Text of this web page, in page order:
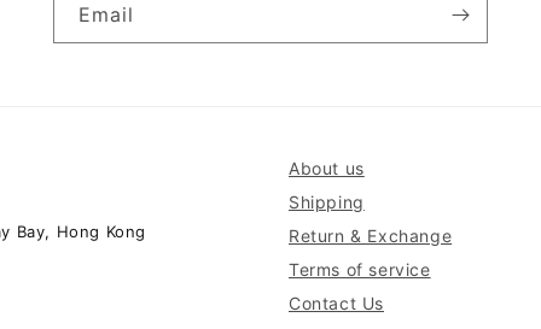
Email
Bay, Hong Kong
About us
Shipping
Return & Exchange
Terms of service
Contact Us